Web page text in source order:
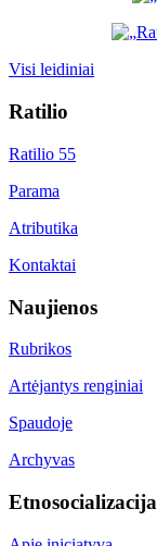
Visi leidiniai
Ratilio
Ratilio 55
Parama
Atributika
Kontaktai
Naujienos
Rubrikos
Artėjantys renginiai
Spaudoje
Archyvas
Etnosocializacija